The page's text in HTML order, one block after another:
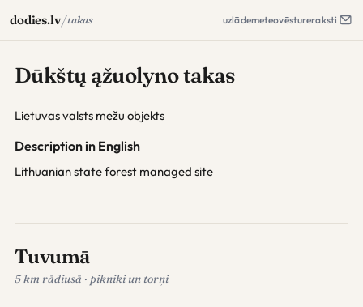
dodies.lv/takas uzlādemeteovēstureraksti
Dūkštų ąžuolyno takas
Lietuvas valsts mežu objekts
Description in English
Lithuanian state forest managed site
Tuvumā
5 km rādiusā · pikniki un torņi